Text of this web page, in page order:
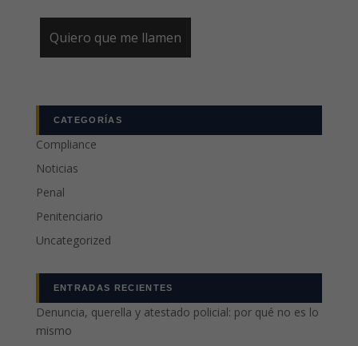
CATEGORÍAS
Compliance
Noticias
Penal
Penitenciario
Uncategorized
ENTRADAS RECIENTES
Denuncia, querella y atestado policial: por qué no es lo
mismo